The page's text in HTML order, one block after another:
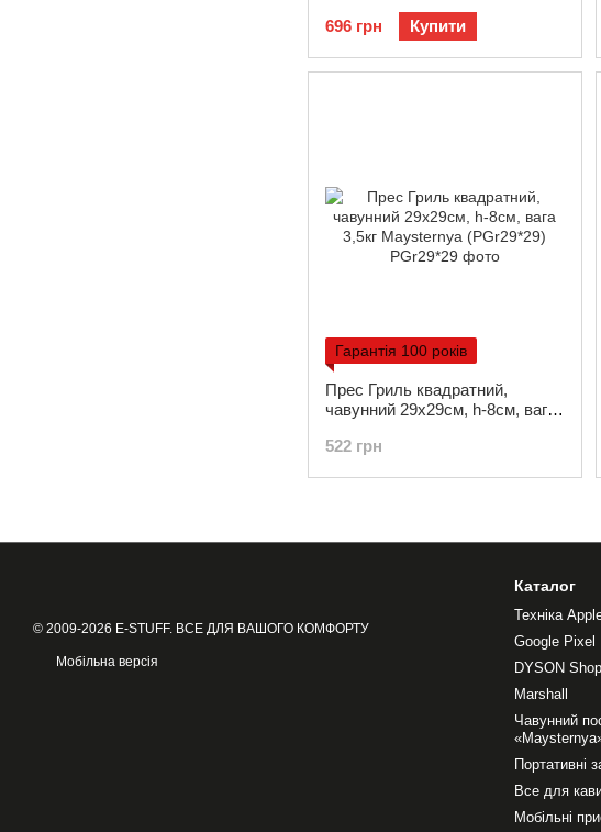
696 грн
Купити
Гарантія 100 років
Прес Гриль квадратний,
чавунний 29х29см, h-8см, вага
522 грн
© 2009-2026 E-STUFF. ВСЕ ДЛЯ ВАШОГО КОМФОРТУ
Мобільна версія
Каталог
Техніка
Google Pixel
DYSON Shop
Marshall
Чавунний
Портативні
Все для
Мобільні